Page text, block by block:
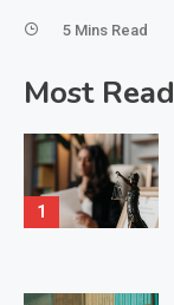
5 Mins Read
Most Read
1